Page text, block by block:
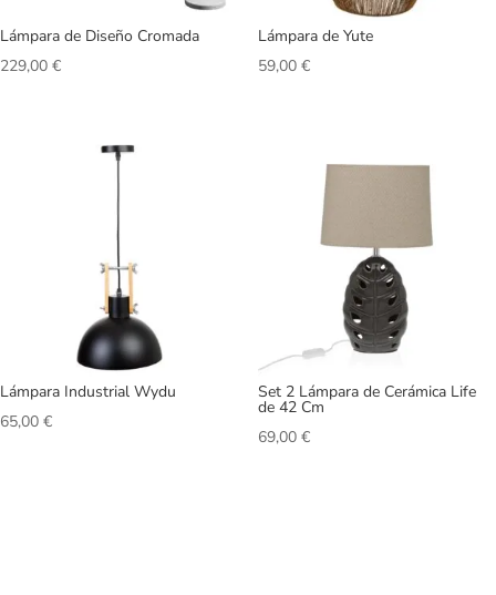
Lámpara de Diseño Cromada
229,00 €
Lámpara de Yute
59,00 €
Lámpara Industrial Wydu
65,00 €
Set 2 Lámpara de Cerámica Life
de 42 Cm
69,00 €